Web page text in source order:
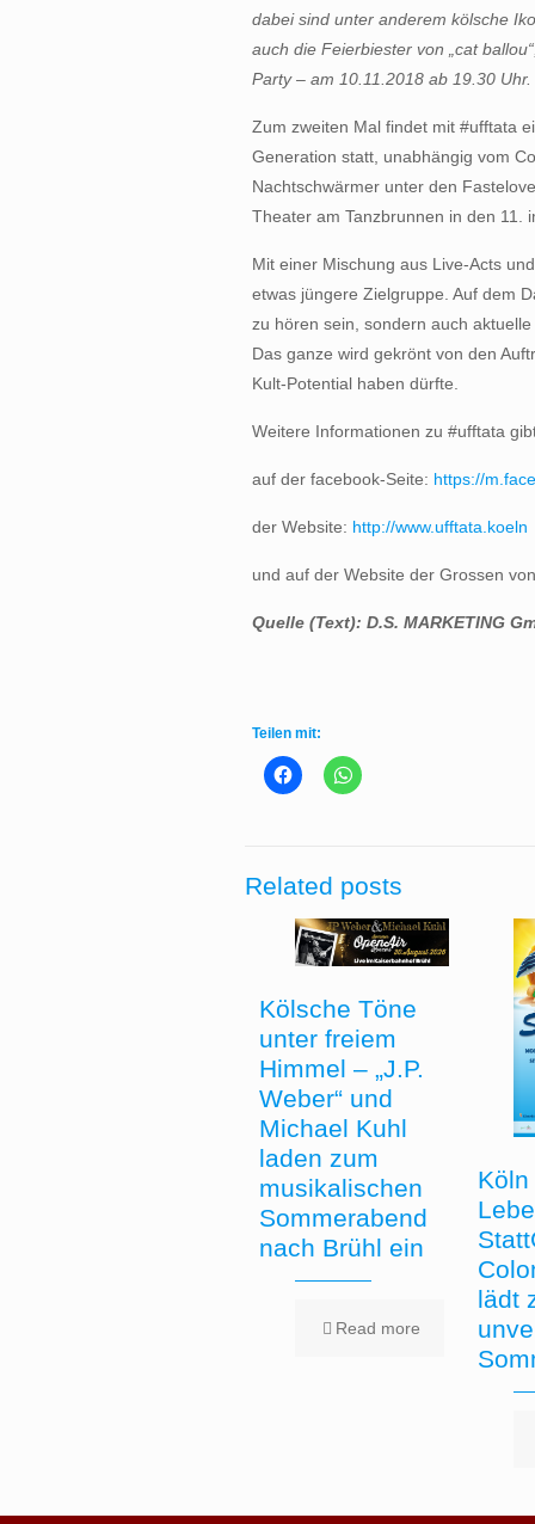
dabei sind unter anderem kölsche
auch die Feierbiester von „cat
Party – am 10.11.2018 ab 19.30 Uhr.
Zum zweiten Mal findet mit #ufftata
Generation statt, unabhängig vom
Nachtschwärmer unter den
Theater am Tanzbrunnen in den 11.
Mit einer Mischung aus Live-Acts
etwas jüngere Zielgruppe. Auf dem
zu hören sein, sondern auch
Das ganze wird gekrönt von den
Kult-Potential haben dürfte.
Weitere Informationen zu #ufftata
auf der facebook-Seite: https://
der Website: http://www.ufftata.koeln
und auf der Website der Grossen
Quelle (Text): D.S. MARKETING
Teilen mit:
Related posts
Kölsche Töne
unter freiem
Himmel – „J.P.
Weber“ und
Michael Kuhl
laden zum
musikalischen
Sommerabend
nach Brühl ein
Read more
lädt